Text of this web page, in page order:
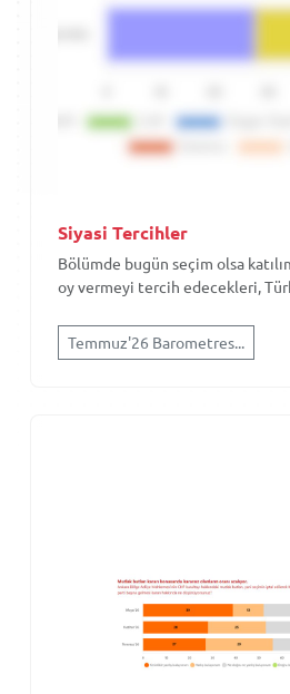
Siyasi Tercihler
Bölümde bugün seçim olsa
oy vermeyi tercih edecekleri,
Temmuz'26 Barometres...